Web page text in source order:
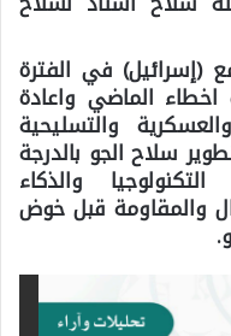
في الفترة
اخطاء الماضي واعادة
والتسليحية
سلاح الجو بالدرجة
والذكاء
والمقاومة قبل خوض